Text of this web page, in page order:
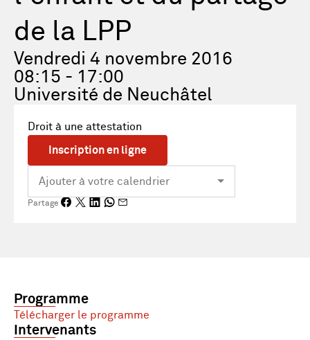
de la LPP
Vendredi 4 novembre 2016
08:15 - 17:00
Université de Neuchâtel
Droit à une attestation
Inscription en ligne
Partage
Programme
Télécharger le programme
Intervenants